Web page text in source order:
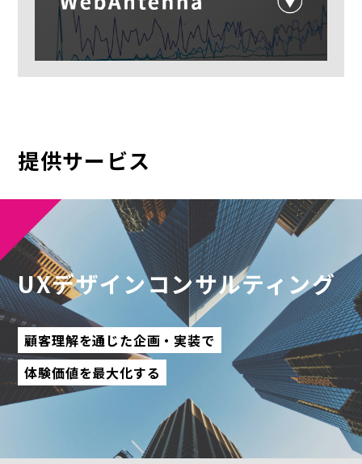
提供サービス
UXデザインコンサルティング
顧客理解を通じた企画・実装で
体験価値を最大化する